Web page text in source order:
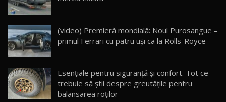
24
Lynk & Co 01 / Test Drive AutoBlog.MD
25:19
25
Van Electric Testat în Moldova / AutoBlog.MD
26:38
(video) Premieră mondială: Noul Purosangue –
primul Ferrari cu patru uşi ca la Rolls-Royce
Esențiale pentru siguranță și confort. Tot ce
trebuie să știi despre greutățile pentru
balansarea roților